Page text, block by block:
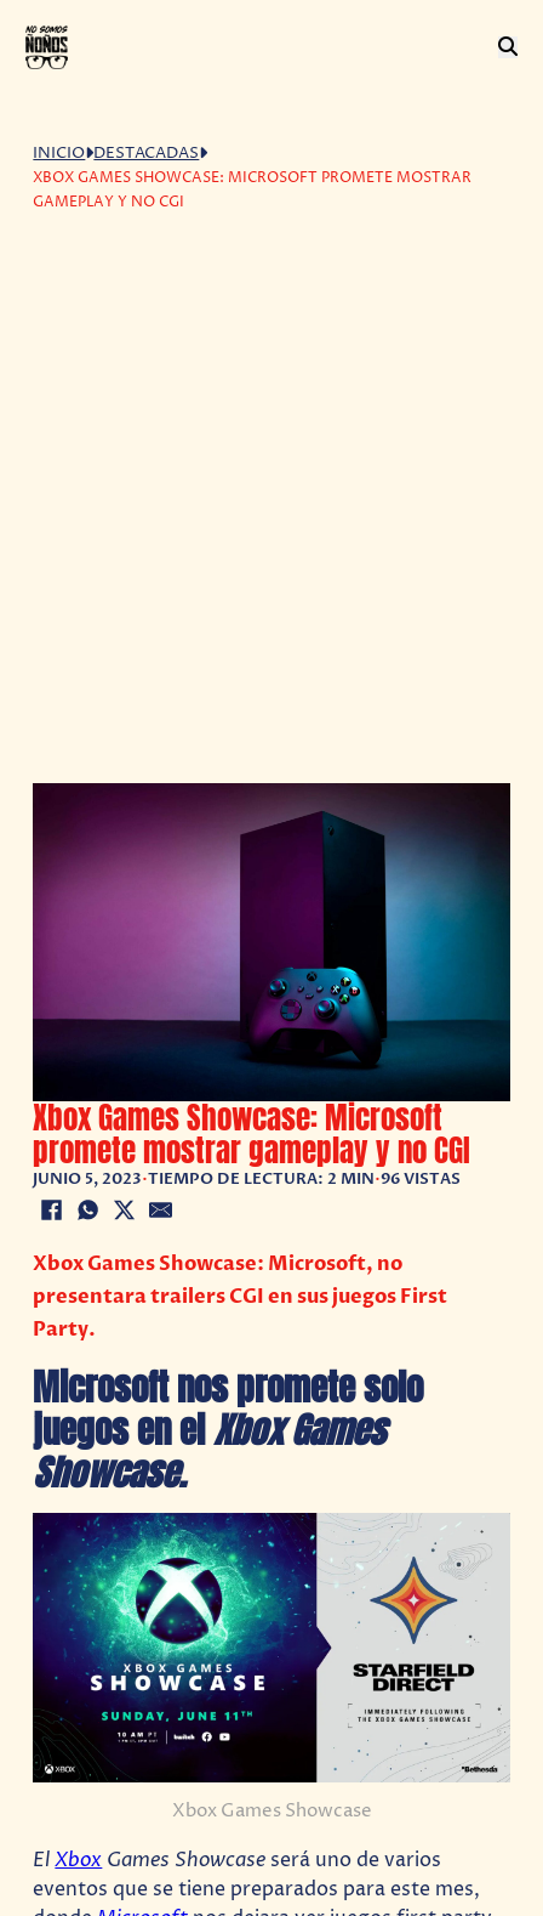
INICIO DESTACADAS
XBOX GAMES SHOWCASE: MICROSOFT PROMETE MOSTRAR
GAMEPLAY Y NO CGI
Xbox Games Showcase: Microsoft
promete mostrar gameplay y no CGI
JUNIO 5, 2023•TIEMPO DE LECTURA: 2 MIN•96 VISTAS
Xbox Games Showcase: Microsoft, no
presentara trailers CGI en sus juegos First
Party.
Microsoft nos promete solo
juegos en elXbox Games
Showcase.
Xbox Games Showcase
ElXbox Games Showcase será uno de varios
eventos que se tiene preparados para este mes,